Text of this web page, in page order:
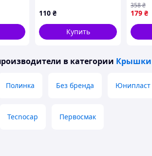
Смакота
110 ₴
Купить
179 ₴
358₴
в категории Крышки
Полинка Без бренда Юнипласт
Tecnocap Первосмак